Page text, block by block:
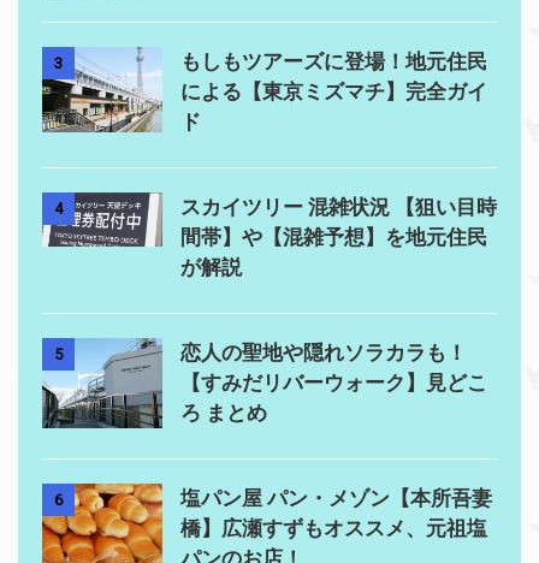
3
もしもツアーズに登場！地元住民
による【東京ミズマチ】完全ガイ
ド
4
スカイツリー 混雑状況 【狙い目時
間帯】や【混雑予想】を地元住民
が解説
5
恋人の聖地や隠れソラカラも！
【すみだリバーウォーク】見どこ
ろ まとめ
6
塩パン屋 パン・メゾン【本所吾妻
橋】広瀬すずもオススメ、元祖塩